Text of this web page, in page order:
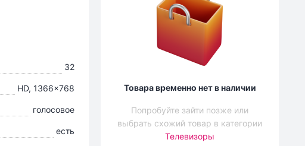
32
HD, 1366x768
голосовое
есть
Товара временно нет в наличии
Попробуйте зайти позже или
выбрать схожий товар в категории
Телевизоры